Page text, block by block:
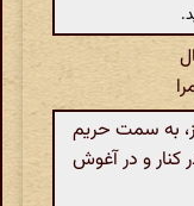
به سمت حریم
کنار و در آغوش